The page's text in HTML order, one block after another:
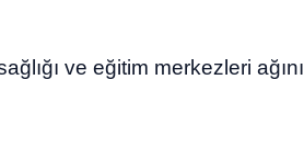
ve eğitim merkezleri ağını